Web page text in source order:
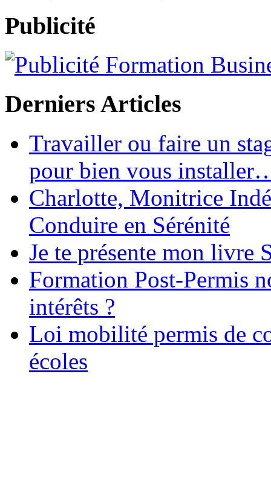
Publicité
Derniers Articles
Travailler ou faire un
pour bien vous
Charlotte, Monitrice
Conduire en Sérénité
Je te présente mon livre
Formation Post-Permis
intérêts ?
Loi mobilité permis de
écoles